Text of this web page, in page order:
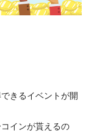
きるイベントが開
インが貰えるの